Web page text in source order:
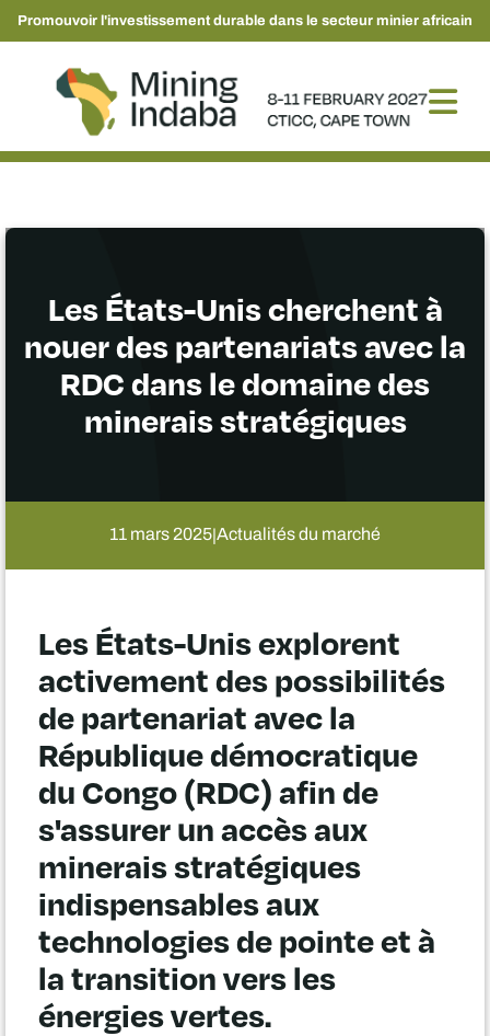
Promouvoir l'investissement durable dans le secteur minier africain
Les États-Unis cherchent à
nouer des partenariats avec la
RDC dans le domaine des
minerais stratégiques
11 mars 2025|Actualités du marché
Les États-Unis explorent
activement des possibilités
de partenariat avec la
République démocratique
du Congo (RDC) afin de
s'assurer un accès aux
minerais stratégiques
indispensables aux
technologies de pointe et à
la transition vers les
énergies vertes.